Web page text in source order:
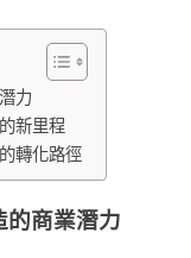
力
新里程
轉化路徑
的商業潛力